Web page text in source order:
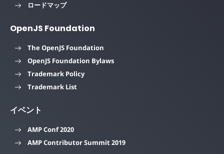
ロードマップ
OpenJS Foundation
The OpenJS Foundation
OpenJS Foundation Bylaws
Trademark Policy
Trademark List
イベント
AMP Conf 2020
AMP Contributor Summit 2019